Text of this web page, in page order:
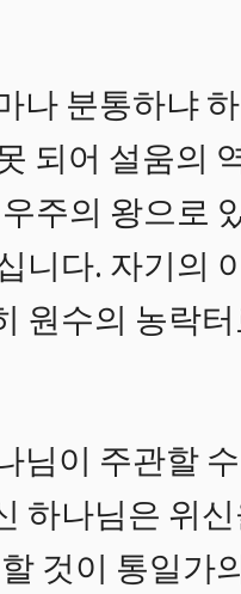
나 분통하냐
되어 설움의
주의 왕으로
니다. 자기의
원수의 농락
님이 주관할
하나님은 위
것이 통일가